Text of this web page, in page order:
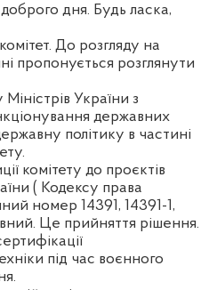
дня. Будь ласка,
До розгляду на
пропонується розглянути
України з
державних
політику в частині
комітету до проєктів
( Кодексу права
номер 14391, 14391-1,
Це прийняття рішення.
під час воєнного